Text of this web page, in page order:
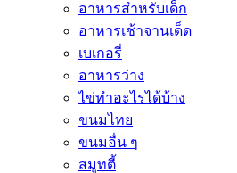
อาหารสำหรับเด็ก
อาหารเช้าจานเด็ด
เบเกอรี่
อาหารว่าง
ไข่ทำอะไรได้บ้าง
ขนมไทย
ขนมอื่น ๆ
สมูทตี้